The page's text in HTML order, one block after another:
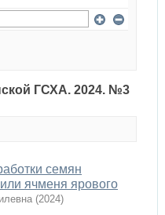
ГСХА. 2024. №3
семян
ячменя ярового
(2024)